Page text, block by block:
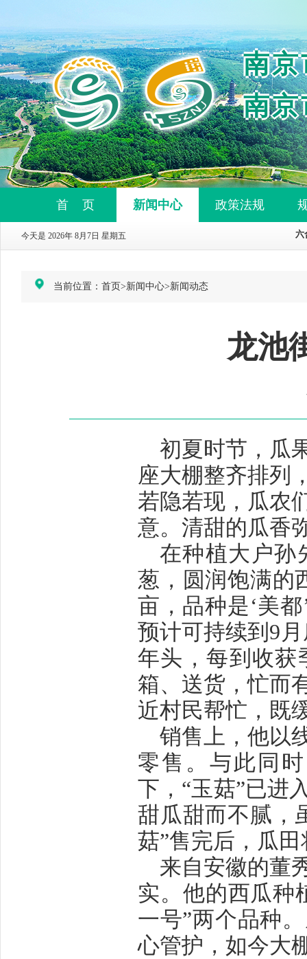
南
南
首 页 新闻中心 政策法规
今天是 2026年 8月7日 星期五
当前位置： 首页>新闻中心>新闻动态
龙池
初夏时节，瓜
座大棚整齐排列
若隐若现，瓜农
意。清甜的瓜香
在种植大户孙
葱，圆润饱满的
亩，品种是‘美都
预计可持续到 9
年头，每到收获
箱、送货，忙而
近村民帮忙，既
销售上，他以
零售。与此同
下， “玉菇”已进
甜瓜甜而不腻，
菇”售完后，瓜
来自安徽的董
实。他的西瓜种
一号”两个品种
心管护，如今大